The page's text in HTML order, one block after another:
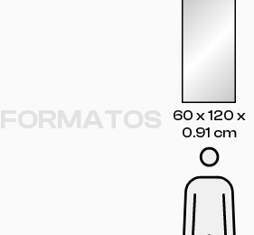
FORMATOS
60 x 120 x
0.91 cm